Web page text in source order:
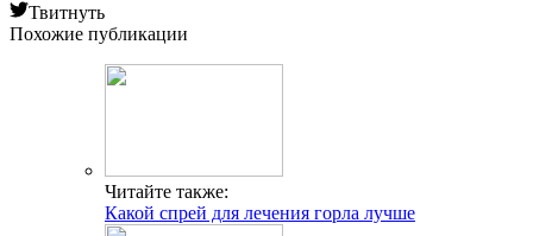
Твитнуть
Похожие публикации
Читайте также:
Какой спрей для лечения горла лучше